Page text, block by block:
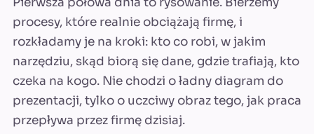
procesy, które realnie obciążają firmę, i
rozkładamy je na kroki: kto co robi, w jakim
narzędziu, skąd biorą się dane, gdzie trafiają, kto
czeka na kogo. Nie chodzi o ładny diagram do
prezentacji, tylko o uczciwy obraz tego, jak praca
przepływa przez firmę dzisiaj.